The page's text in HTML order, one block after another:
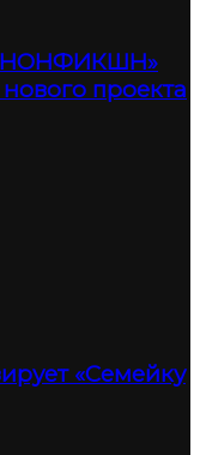
НОНФИКШН»
проекта
«Семейку